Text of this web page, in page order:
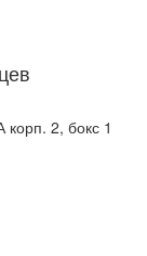
2, бокс 1